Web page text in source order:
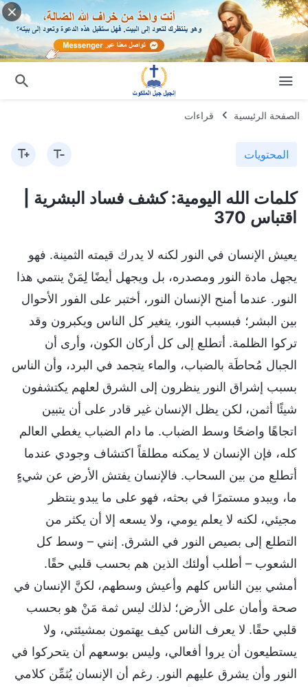
الصفحة الرئيسية قراءات
المحتويات
كلمات الله اليومية: كشف فساد البشرية |
اقتباس 370
يعيش الإنسان في النور لكنه لا يدرك قيمته الثمينة. فهو
يجهل مادة النور ومصدره، بل ويجهل أيضًا لِمَنْ ينتمي هذا
النور. عندما أمنح الإنسان النور، أختبر على الفور الأحوال
بين البشر؛ فبسبب النور، يتغير كل الناس ويكبرون وقد
تركوا الظلمة. أتطلع إلى كل أركان الكون، وأرى أن
الجبال مُحاطَة بالضباب، والماء يتجمد في البرد، وأن الناس
بسبب إشراق النور ينظرون إلى الشرق لعلهم يكتشفون
شيئًا أثمن، لكن يظل الإنسان غير قادر على أن يتبين
اتجاهًا واضحًا وسط الضباب. ما دام الضباب يغطي العالم
كله، فإن الإنسان لا يمكنه مطلقاً اكتشاف وجودي عندما
أتطلع من بين السحاب. فالإنسان يفتش الأرض عن شيءٍ
ما، ويبدو مستمرًا في بحثه، فهو على ما يبدو ينتظر
مجيئي، لكنه لا يعلم يومي، ولا يسعه إلا أن يكثر من
التطلع إلى بصيص النور في الشرق. إنني – وسط كل
الشعوب – أطلب أولئك الذين هم بحسب قلبي حقًا.
أمشي بين الناس كلهم وأعيش وسطهم، لكنَّ الإنسان في
صحة وأمان على الأرض؛ لذلك ليس ثمة مَنْ هو بحسب
قلبي حقًا. لا يعرف الناس كيف يهتمون بمشيئتي، ولا
يستطيعون أن يروا أفعالي، وليس بوسعهم أن يتحركوا في
النور وأن يشرق عليهم النور. رغم أن الإنسان يُثمِّن كلامي